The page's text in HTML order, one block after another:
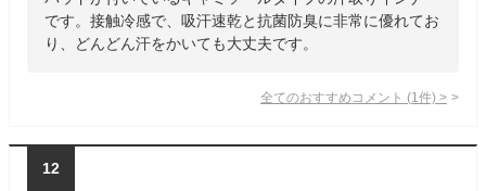
です。接触冷感で、吸汗速乾と抗菌防臭に非常に優れてお
り、どんどん汗をかいても大丈夫です。
全てのおすすめコメント (1 件) >
12